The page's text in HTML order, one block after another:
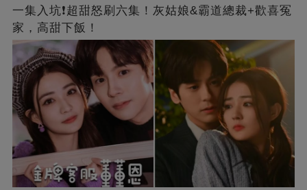
一集入坑❗超甜怒刷六集！灰姑娘&霸道總裁+歡喜冤
家，高甜下飯！